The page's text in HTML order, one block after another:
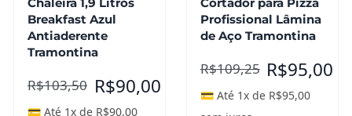
Chaleira 1,9 Litros
Breakfast Azul
Antiaderente
Tramontina
R$103,50 R$90,00
💳 Até 1x de R$90,00
Cortador para Pizza
Profissional Lâmina
de Aço Tramontina
R$109,25 R$95,00
💳 Até 1x de R$95,00